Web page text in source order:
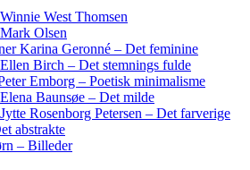
West Thomsen
Olsen
Karina Geronné – Det feminine
Birch – Det stemnings fulde
Emborg – Poetisk minimalisme
Baunsøe – Det milde
Rosenborg Petersen – Det farverige
abstrakte
– Billeder